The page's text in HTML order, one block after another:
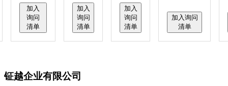
加入
询问
清单
加入
询问
清单
加入
询问
清单
加入询问
清单
钲越企业有限公司